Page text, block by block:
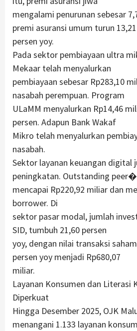
mengalami penurunan sebesar
premi asuransi umum turun 13,21
persen yoy.
Pada sektor pembiayaan ultra
Mekaar telah menyalurkan
pembiayaan sebesar Rp283,10
nasabah perempuan. Program
ULaMM menyalurkan Rp14,46
persen. Adapun Bank Wakaf
Mikro telah menyalurkan
nasabah.
Sektor layanan keuangan digital
peningkatan. Outstanding
mencapai Rp220,92 miliar dan
borrower. Di
sektor pasar modal, jumlah
SID, tumbuh 21,60 persen
yoy, dengan nilai transaksi
persen yoy menjadi Rp680,07
miliar.
Layanan Konsumen dan Literasi
Diperkuat
Hingga Desember 2025, OJK
menangani 1.133 layanan